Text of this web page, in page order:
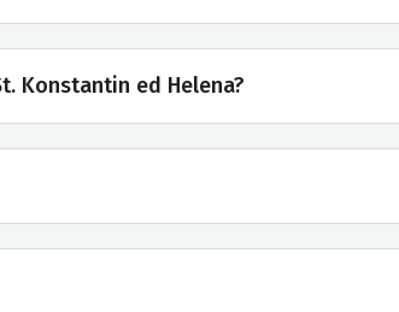
Konstantin ed Helena?